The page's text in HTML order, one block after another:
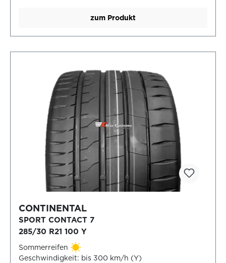
zum Produkt
CONTINENTAL
SPORT CONTACT 7
285/30 R21 100 Y
Sommerreifen
Geschwindigkeit: bis 300 km/h (Y)